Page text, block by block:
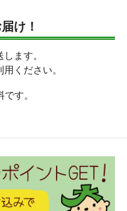
け！
ます。
ください。
す。